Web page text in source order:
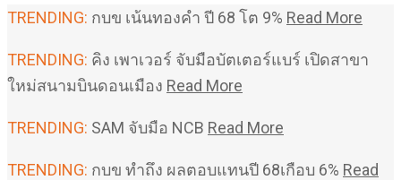
TRENDING: กบข เน้นทองคำ ปี 68 โต 9% Read More
TRENDING: คิง เพาเวอร์ จับมือบัตเตอร์แบร์ เปิดสาขา
ใหม่สนามบินดอนเมือง Read More
TRENDING: SAM จับมือ NCB Read More
TRENDING: กบข ทำถึง ผลตอบแทนปี 68เกือบ 6% Read